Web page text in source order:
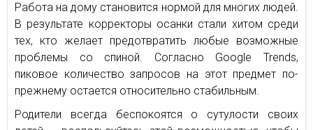
Работа на дому становится нормой для многих людей.
В результате корректоры осанки стали хитом среди
тех, кто желает предотвратить любые возможные
проблемы со спиной. Согласно Google Trends,
пиковое количество запросов на этот предмет по-
прежнему остается относительно стабильным.
Родители всегда беспокоятся о сутулости своих